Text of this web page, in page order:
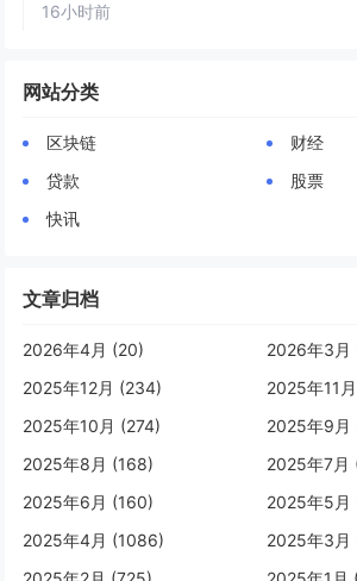
16小时前
网站分类
区块链
财经
贷款
股票
快讯
文章归档
2026年4月 (20)
2026年3月
2025年12月 (234)
2025年11
2025年10月 (274)
2025年9月
2025年8月 (168)
2025年7月
2025年6月 (160)
2025年5月
2025年4月 (1086)
2025年3月